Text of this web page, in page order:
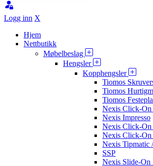
Logg inn X
Hjem
Nettbutikk
Møbelbeslag
Hengsler
Kopphengsler
Tiomos
Tiomos
Tiomos
Nexis Click-On
Nexis Impresso
Nexis Click-On
Nexis Click-On
Nexis Tipmatic
SSP
Nexis Slide-On